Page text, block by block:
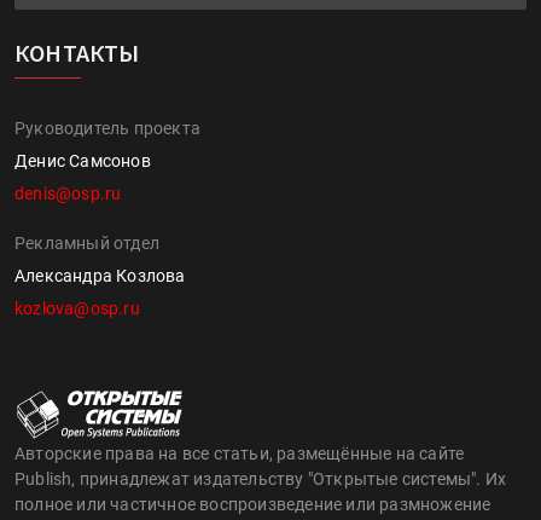
КОНТАКТЫ
Руководитель проекта
Денис Самсонов
denis@osp.ru
Рекламный отдел
Александра Козлова
kozlova@osp.ru
Авторские права на все статьи, размещённые на сайте
Publish, принадлежат издательству "Открытые системы". Их
полное или частичное воспроизведение или размножение